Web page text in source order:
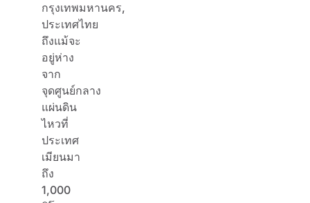
กรุงเทพมหานคร,
ประเทศไทย
ถึงแม้จะ
อยู่ห่าง
จาก
จุดศูนย์กลาง
แผ่นดิน
ไหวที่
ประเทศ
เมียนมา
ถึง
1,000